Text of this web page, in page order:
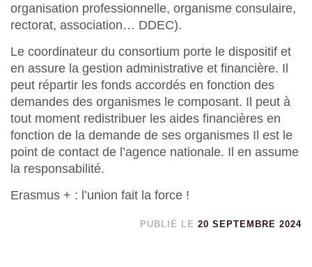
organisation professionnelle, organisme consulaire,
rectorat, association… DDEC).
Le coordinateur du consortium porte le dispositif et
en assure la gestion administrative et financière. Il
peut répartir les fonds accordés en fonction des
demandes des organismes le composant. Il peut à
tout moment redistribuer les aides financières en
fonction de la demande de ses organismes Il est le
point de contact de l’agence nationale. Il en assume
la responsabilité.
Erasmus + : l’union fait la force !
PUBLIÉ LE 20 SEPTEMBRE 2024